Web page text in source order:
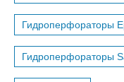
Гидроперфораторы
Гидроперфораторы